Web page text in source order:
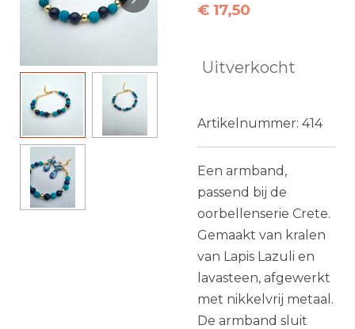
€ 17,50
Uitverkocht
Artikelnummer: 414
Een armband,
passend bij de
oorbellenserie Crete.
Gemaakt van kralen
van Lapis Lazuli en
lavasteen, afgewerkt
met nikkelvrij metaal.
De armband sluit